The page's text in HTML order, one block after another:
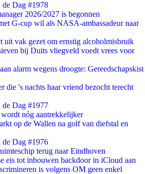
de Dag #1978
2026/2027 is begonnen
G-cup wil als NASA-ambassadeur naar
uit vak gezet om ernstig alcoholmisbruik
bij Duits vliegveld voedt vrees voor
alarm wegens droogte: Gereedschapskist
die 's nachts haar vriend bezocht terecht
de Dag #1977
nóg aantrekkelijker
op de Wallen na golf van diefstal en
de Dag #1976
terug naar Eindhoven
eis tot inbouwen backdoor in iCloud aan
is volgens OM geen enkel